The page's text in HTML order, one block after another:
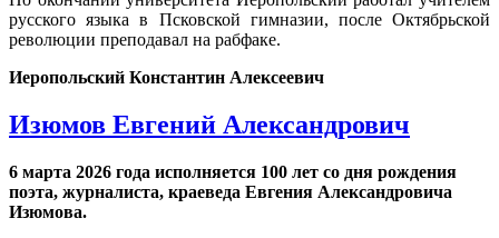
русского языка в Псковской гимназии, после Октябрьской
революции преподавал на рабфаке.
Иеропольский Константин Алексеевич
Изюмов Евгений Александрович
6 марта 2026 года исполняется 100 лет со дня рождения
поэта, журналиста, краеведа Евгения Александровича
Изюмова.